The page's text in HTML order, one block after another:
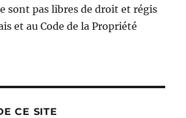
sont pas libres de droit et régis
et au Code de la Propriété
CE SITE